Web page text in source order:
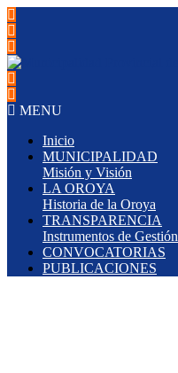
MENU
Inicio
MUNICIPALIDAD
Misión y Visión
LA OROYA
Historia de la Oroya
TRANSPARENCIA
Instrumentos de Gestión
CONVOCATORIAS
PUBLICACIONES